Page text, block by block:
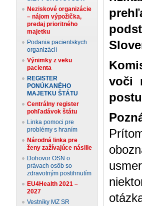
Neziskové organizácie
– nájom výpožička,
predaj prioritného
majetku
Podania pacientskych
organizácií
Výnimky z veku
pacienta
REGISTER
PONÚKANÉHO
MAJETKU ŠTÁTU
Centrálny register
pohľadávok štátu
Linka pomoci pre
problémy s hraním
Národná linka pre
ženy zažívajúce násilie
Dohovor OSN o
právach osôb so
zdravotným postihnutím
EU4Health 2021 –
2027
Vestníky MZ SR
voči